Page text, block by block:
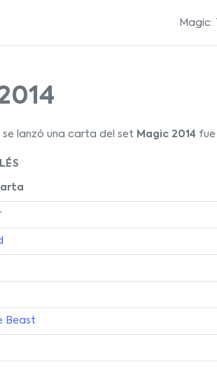
Magic:
se lanzó una carta del set Magic 2014 fue
Beast